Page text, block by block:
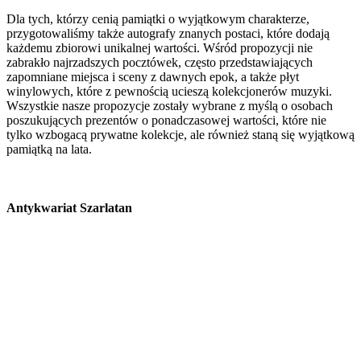
Dla tych, którzy cenią pamiątki o wyjątkowym charakterze,
przygotowaliśmy także autografy znanych postaci, które dodają
każdemu zbiorowi unikalnej wartości. Wśród propozycji nie
zabrakło najrzadszych pocztówek, często przedstawiających
zapomniane miejsca i sceny z dawnych epok, a także płyt
winylowych, które z pewnością ucieszą kolekcjonerów muzyki.
Wszystkie nasze propozycje zostały wybrane z myślą o osobach
poszukujących prezentów o ponadczasowej wartości, które nie
tylko wzbogacą prywatne kolekcje, ale również staną się wyjątkową
pamiątką na lata.
Antykwariat Szarlatan